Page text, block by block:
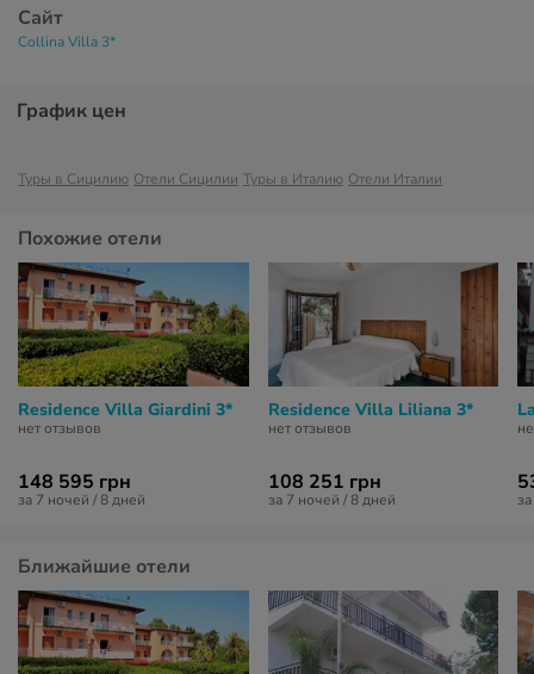
Сайт
Collina Villa 3*
График цен
Туры в Сицилию Отели Сицилии Туры в Италию Отели Италии
Похожие отели
Residence Villa Giardini 3*
нет отзывов
148 595 грн
за 7 ночей / 8 дней
Residence Villa Liliana 3*
нет отзывов
108 251 грн
за 7 ночей / 8 дней
Ближайшие отели